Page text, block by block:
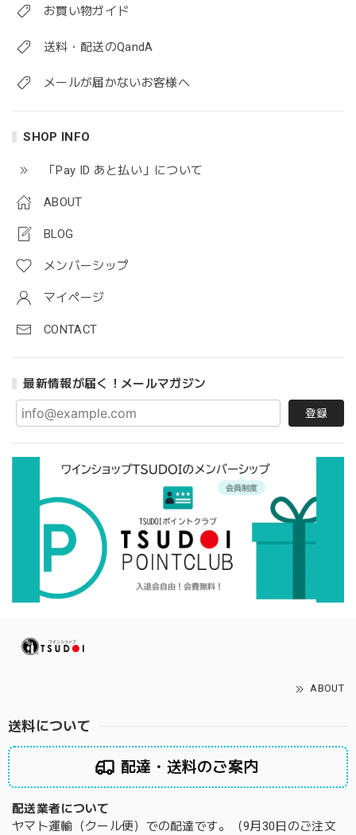
お買い物ガイド
送料・配送のQandA
メールが届かないお客様へ
SHOP INFO
「Pay ID あと払い」について
ABOUT
BLOG
メンバーシップ
マイページ
CONTACT
最新情報が届く！メールマガジン
登録
ABOUT
送料について
配達・送料のご案内
配送業者について
ヤマト運輸（クール便）での配達です。（9月30日のご注文